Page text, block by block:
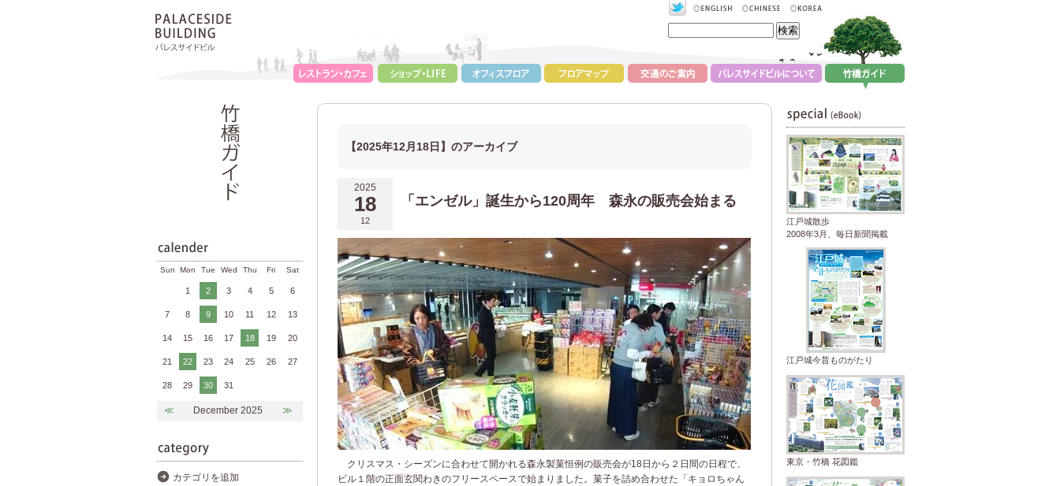
【2025年12月18日】のアーカイブ
2025
18
12
「エンゼル」誕生から120周年 森永の販売会始まる
クリスマス・シーズンに合わせて開かれる森永製菓恒例の販売会が18日から２日間の日程で、
ビル１階の正面玄関わきのフリースペースで始まりました。菓子を詰め合わせた「キョロちゃん
Sun Mon Tue Wed Thu Fri Sat
1 2 3 4 5 6
7 8 9 10 11 12 13
14 15 16 17 18 19 20
21 22 23 24 25 26 27
28 29 30 31
≪ December 2025 ≫
カテゴリを追加
江戸城散歩
2008年3月、毎日新聞掲載
江戸城今昔ものがたり
東京・竹橋 花図鑑